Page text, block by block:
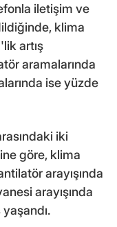
iletişim ve
klima
artış
aramalarında
ise yüzde
iki
göre, klima
arayışında
arayışında